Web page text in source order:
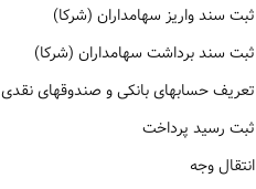
ثبت سند واریز سهامداران (شرکا)
ثبت سند برداشت سهامداران (شرکا)
تعریف حسابهای بانکی و صندوقهای نقدی
ثبت رسید پرداخت
انتقال وجه